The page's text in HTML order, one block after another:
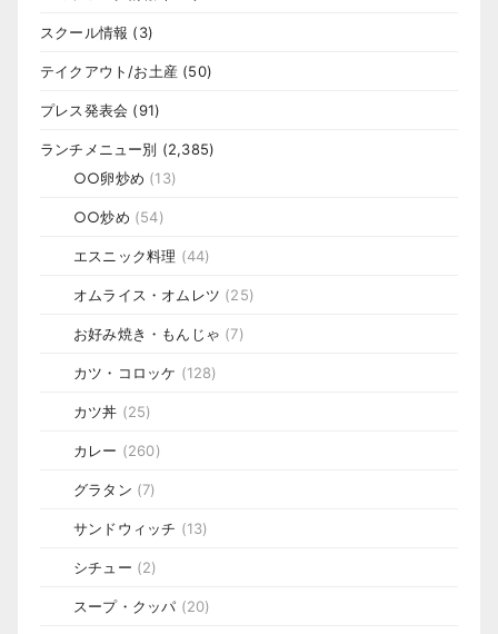
スクール情報 (3)
テイクアウト/お土産 (50)
プレス発表会 (91)
ランチメニュー別 (2,385)
○○卵炒め (13)
○○炒め (54)
エスニック料理 (44)
オムライス・オムレツ (25)
お好み焼き・もんじゃ (7)
カツ・コロッケ (128)
カツ丼 (25)
カレー (260)
グラタン (7)
サンドウィッチ (13)
シチュー (2)
スープ・クッパ (20)